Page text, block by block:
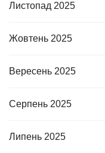
Листопад 2025
Жовтень 2025
Вересень 2025
Серпень 2025
Липень 2025